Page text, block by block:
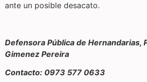
ante un posible desacato.
Defensora Pública de Hernandarias,
Gimenez Pereira
Contacto: 0973 577 0633